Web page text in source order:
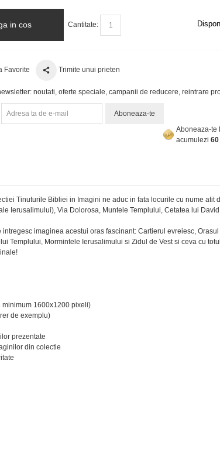
Cantitate:
in cos
Favorite Trimite unui prieten
noutati, oferte speciale, campanii de reducere, reintrare
Aboneaza-te
Aboneaza-te
acumulezi 60
Tinuturile Bibliei in Imagini ne aduc in fata locurile cu nume atit
Ierusalimului), Via Dolorosa, Muntele Templului, Cetatea lui
imaginea acestui oras fascinant: Cartierul evreiesc,
Templului, Mormintele Ierusalimului si Zidul de Vest si ceva cu
minimum 1600x1200 pixeli)
de exemplu)
prezentate
din colectie